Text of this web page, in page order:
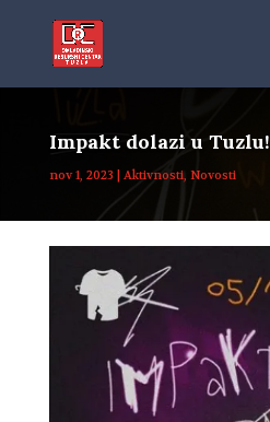
Impakt dolazi u Tuzlu!
nov 1, 2023 Aktivnosti, Novosti